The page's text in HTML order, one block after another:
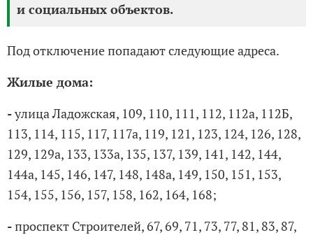
и социальных объектов.
Под отключение попадают следующие адреса.
Жилые дома:
-улица Ладожская, 109, 110, 111, 112, 112а, 112Б,
113, 114, 115, 117, 117а, 119, 121, 123, 124, 126, 128,
129, 129а, 133, 133а, 135, 137, 139, 141, 142, 144,
144а, 145, 146, 147, 148, 148а, 149, 150, 151, 153,
154, 155, 156, 157, 158, 162, 164, 168;
-проспект Строителей, 67, 69, 71, 73, 77, 81, 83, 87,